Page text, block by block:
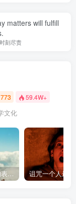
matters will fulfill
刻尽责
773 59.4W+
文化
和合法事起效果的表现，出现这些就要留意了